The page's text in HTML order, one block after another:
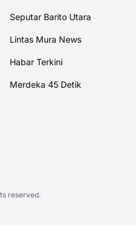
Seputar Barito Utara
Lintas Mura News
Habar Terkini
Merdeka 45 Detik
reserved.